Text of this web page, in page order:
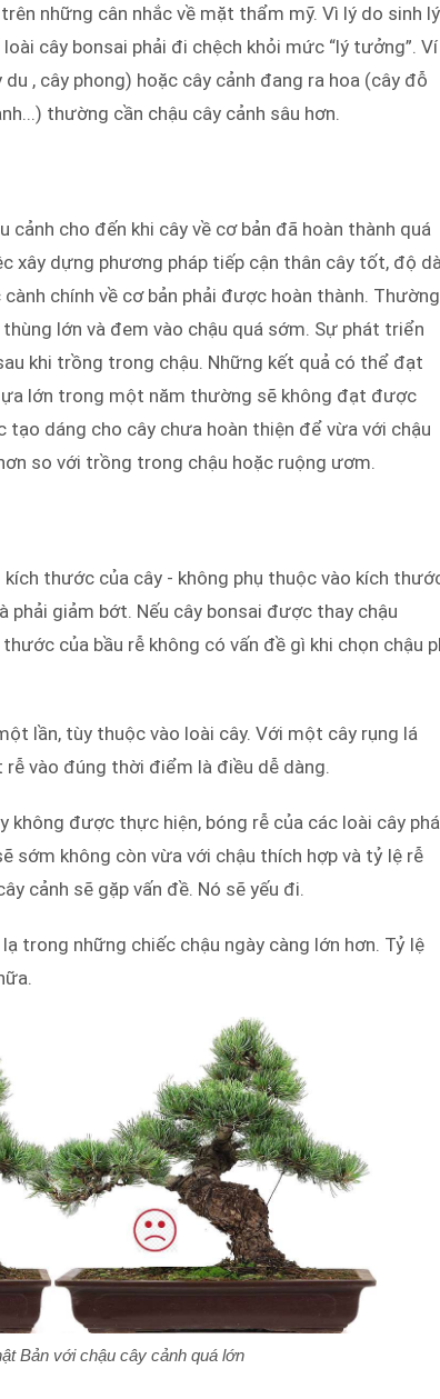
những cân nhắc về mặt thẩm mỹ. Vì lý do sinh lý
cây bonsai phải đi chệch khỏi mức “lý tưởng”. Ví
, cây phong) hoặc cây cảnh đang ra hoa (cây đỗ
thường cần chậu cây cảnh sâu hơn.
cho đến khi cây về cơ bản đã hoàn thành quá
xây dựng phương pháp tiếp cận thân cây tốt, độ
chính về cơ bản phải được hoàn thành. Thường
lớn và đem vào chậu quá sớm. Sự phát triển
khi trồng trong chậu. Những kết quả có thể đạt
lớn trong một năm thường sẽ không đạt được
dáng cho cây chưa hoàn thiện để vừa với chậu
so với trồng trong chậu hoặc ruộng ươm.
thước của cây - không phụ thuộc vào kích
phải giảm bớt. Nếu cây bonsai được thay chậu
của bầu rễ không có vấn đề gì khi chọn chậu
lần, tùy thuộc vào loài cây. Với một cây rụng lá
rễ vào đúng thời điểm là điều dễ dàng.
không được thực hiện, bóng rễ của các loài cây
sớm không còn vừa với chậu thích hợp và tỷ lệ rễ
cảnh sẽ gặp vấn đề. Nó sẽ yếu đi.
trong những chiếc chậu ngày càng lớn hơn. Tỷ lệ
Bản với chậu cây cảnh quá lớn